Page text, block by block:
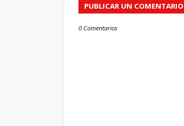
PUBLICAR UN COMENTARIO
0 Comentarios